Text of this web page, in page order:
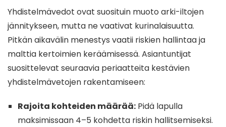
Yhdistelmävedot ovat suosituin muoto arki-iltojen
jännitykseen, mutta ne vaativat kurinalaisuutta.
Pitkän aikavälin menestys vaatii riskien hallintaa ja
malttia kertoimien keräämisessä. Asiantuntijat
suosittelevat seuraavia periaatteita kestävien
yhdistelmävetojen rakentamiseen:
Rajoita kohteiden määrää: Pidä lapulla
maksimissaan 4–5 kohdetta riskin hallitsemiseksi.